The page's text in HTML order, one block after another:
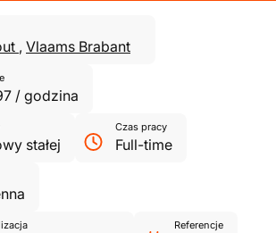
, Vlaams Brabant
/ godzina
stałej
Czas pracy
Full-time
Referencje